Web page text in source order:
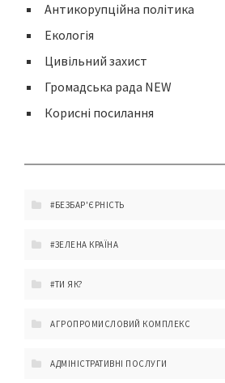
Антикорупційна політика
Екологія
Цивільний захист
Громадська рада NEW
Корисні посилання
#БЕЗБАР'ЄРНІСТЬ
#ЗЕЛЕНА КРАЇНА
#ТИ ЯК?
АГРОПРОМИСЛОВИЙ КОМПЛЕКС
АДМІНІСТРАТИВНІ ПОСЛУГИ